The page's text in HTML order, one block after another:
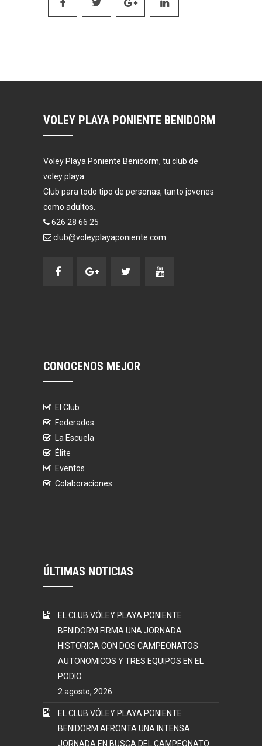
VOLEY PLAYA PONIENTE BENIDORM
Voley Playa Poniente Benidorm, tu club de
voley playa.
Club para todo tipo de personas, tanto jovenes
como adultos.
626 28 66 25
club@voleyplayaponiente.com
CONOCENOS MEJOR
El Club
Federados
La Escuela
Élite
Eventos
Colaboraciones
ÚLTIMAS NOTICIAS
EL CLUB VÓLEY PLAYA PONIENTE
BENIDORM FIRMA UNA JORNADA
HISTORICA CON DOS CAMPEONATOS
AUTONOMICOS Y TRES EQUIPOS EN EL
PODIO
2 agosto, 2026
EL CLUB VÓLEY PLAYA PONIENTE
BENIDORM AFRONTA UNA INTENSA
JORNADA EN BUSCA DEL CAMPEONATO